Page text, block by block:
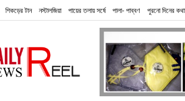
শিকড়ের টান নস্টালজিয়া পায়ের তলায় সর্ষে পালা- পাব্বণ পুরনো দিনের কথা